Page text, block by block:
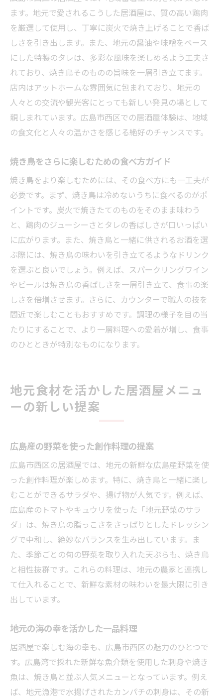
屋
地元の人々が集う居酒屋の魅力
観光名所と共に楽しむ居酒屋体験
観光客を迎える居酒屋のおもてなし
ます。地元で愛されるこうした居酒屋は、質の高い鶏肉
を厳選して使用し、丁寧に炭火で焼き上げることで香ば
しさを引き出します。また、地元の醤油や味噌をベース
にした特製のタレは、多彩な風味を楽しめるよう工夫さ
れており、焼き鳥そのものの旨味を一層引き立てます。
店内はアットホームな雰囲気に包まれており、地元の
人々との交流や観光客にとっても新しい発見の場として
親しまれています。広島市西区での居酒屋体験は、地域
の食文化と人々の温かさを感じる絶好のチャンスです。
焼き鳥をさらに楽しむための食べ方ガイド
焼き鳥をより楽しむためには、その食べ方にも一工夫が
必要です。まず、焼き鳥は冷めないうちに食べるのがポ
イントです。炭火で焼きたてのものをそのまま味わう
と、鶏肉のジューシーさとタレの香ばしさが口いっぱい
に広がります。また、焼き鳥と一緒に供されるお酒を選
ぶ際には、焼き鳥の味わいを引き立てるようなドリンク
を選ぶと良いでしょう。例えば、スパークリングワイン
やビールは焼き鳥の香ばしさを一層引き立て、食事の楽
しさを倍増させます。さらに、カウンターで職人の技を
間近で楽しむこともおすすめです。調理の様子を目の当
たりにすることで、より一層料理への愛着が増し、食事
のひとときが特別なものになります。
地元食材を活かした居酒屋メニュ
ーの新しい提案
広島産の野菜を使った創作料理の提案
広島市西区の居酒屋では、地元の新鮮な広島産野菜を使
った創作料理が楽しめます。特に、焼き鳥と一緒に楽し
むことができるサラダや、揚げ物が人気です。例えば、
広島産のトマトやキュウリを使った「地元野菜のサラ
ダ」は、焼き鳥の脂っこさをさっぱりとしたドレッシン
グで中和し、絶妙なバランスを生み出しています。ま
た、季節ごとの旬の野菜を取り入れた天ぷらも、焼き鳥
と相性抜群です。これらの料理は、地元の農家と連携し
て仕入れることで、新鮮な素材の味わいを最大限に引き
出しています。
地元の海の幸を活かした一品料理
居酒屋で楽しむ海の幸も、広島市西区の魅力のひとつで
す。広島湾で採れた新鮮な魚介類を使用した刺身や焼き
魚は、焼き鳥と並ぶ人気メニューとなっています。例え
ば、地元漁港で水揚げされたカンパチの刺身は、その新